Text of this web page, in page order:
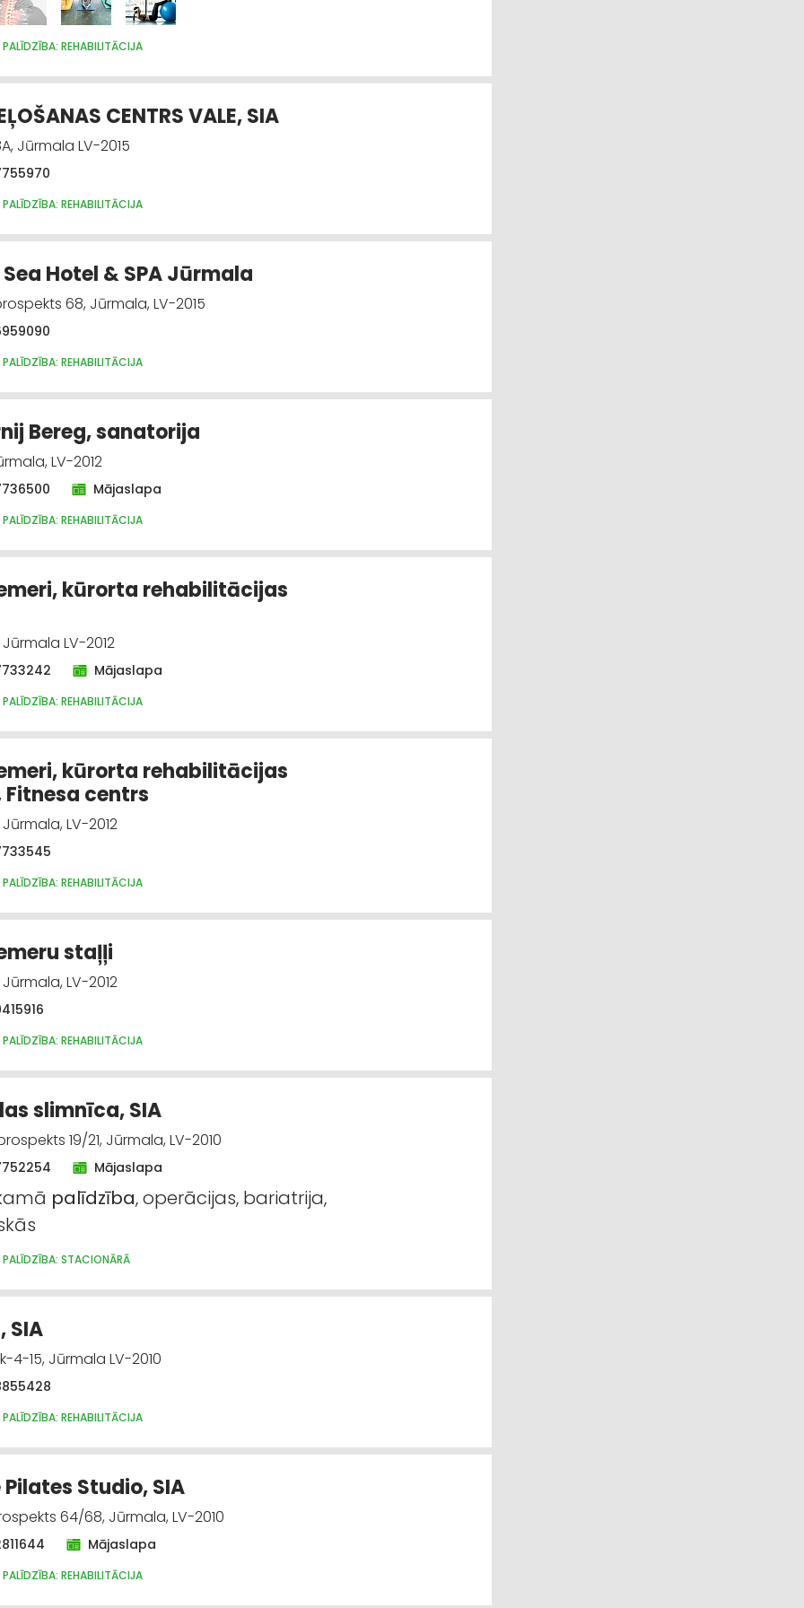
REHABILITĀCIJA
CENTRS VALE, SIA
Jūrmala LV-2015
REHABILITĀCIJA
Hotel & SPA Jūrmala
68, Jūrmala, LV-2015
REHABILITĀCIJA
Bereg, sanatorija
LV-2012
Mājaslapa
REHABILITĀCIJA
kūrorta rehabilitācijas
LV-2012
Mājaslapa
REHABILITĀCIJA
kūrorta rehabilitācijas
centrs
LV-2012
REHABILITĀCIJA
staļļi
LV-2012
REHABILITĀCIJA
slimnīca, SIA
19/21, Jūrmala, LV-2010
Mājaslapa
palīdzība, operācijas, bariatrija,
STACIONĀRĀ
SIA
4-15, Jūrmala LV-2010
REHABILITĀCIJA
Pilates Studio, SIA
64/68, Jūrmala, LV-2010
Mājaslapa
REHABILITĀCIJA